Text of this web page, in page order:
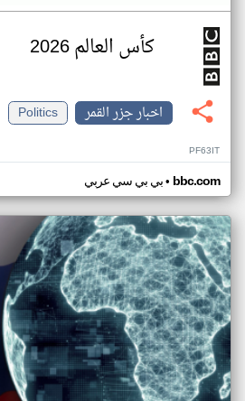
كأس العالم 2026
اخبار جزر القمر
Politics
PF63IT
بي بي سي عربي• bbc.com